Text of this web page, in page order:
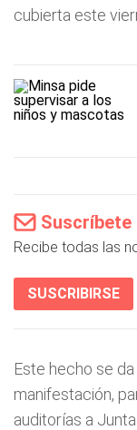
cubierta este
Recibe todas las
SUSCRIBIRSE
Este hecho se
manifestación,
auditorías a